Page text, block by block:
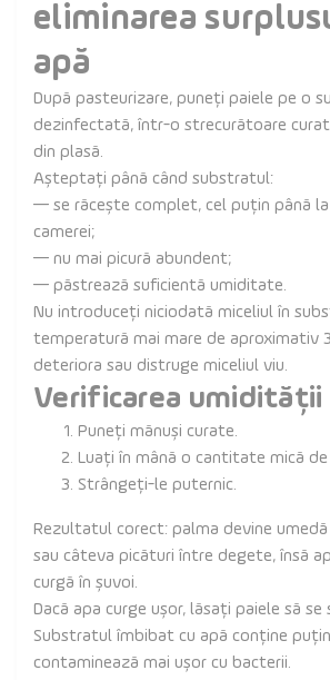
eliminarea
apă
După pasteurizare, puneți paiele pe o
dezinfectată, într-o strecurătoare
din plasă.
Așteptați până când substratul:
— se răcește complet, cel puțin până
camerei;
— nu mai picură abundent;
— păstrează suficientă umiditate.
Nu introduceți niciodată miceliul în
temperatură mai mare de aproximativ
deteriora sau distruge miceliul viu.
Verificarea umidității
Puneți mănuși curate.
Luați în mână o cantitate mică
Strângeți-le puternic.
Rezultatul corect: palma devine
sau câteva picături între degete, însă
curgă în șuvoi.
Dacă apa curge ușor, lăsați paiele să
Substratul îmbibat cu apă conține puțin
contaminează mai ușor cu bacterii.